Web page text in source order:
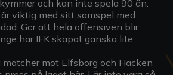
och kan inte spela 90 än.
viktig med sitt samspel med
Gör att hela offensiven blir
har IFK skapat ganska lite.
mot Elfsborg och Häcken